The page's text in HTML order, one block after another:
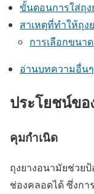
ขั้นตอนการใส่ถุง
สาเหตุที่ทำให้ถุง
การเลือกขนา
อ่านบทความอื่นๆ
ประโยชน์ขอ
คุมกำเนิด
ถุงยางอนามัยช่วย
ช่องคลอดได้ ซึ่งก